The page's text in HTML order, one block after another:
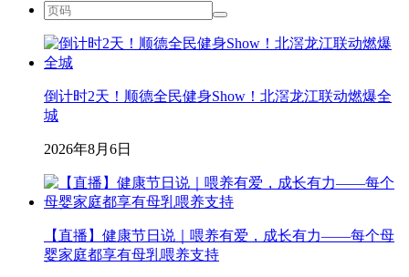
倒计时2天！顺德全民健身Show！北滘龙江联动燃爆全
城
2026年8月6日
【直播】健康节日说｜喂养有爱，成长有力——每个母
婴家庭都享有母乳喂养支持